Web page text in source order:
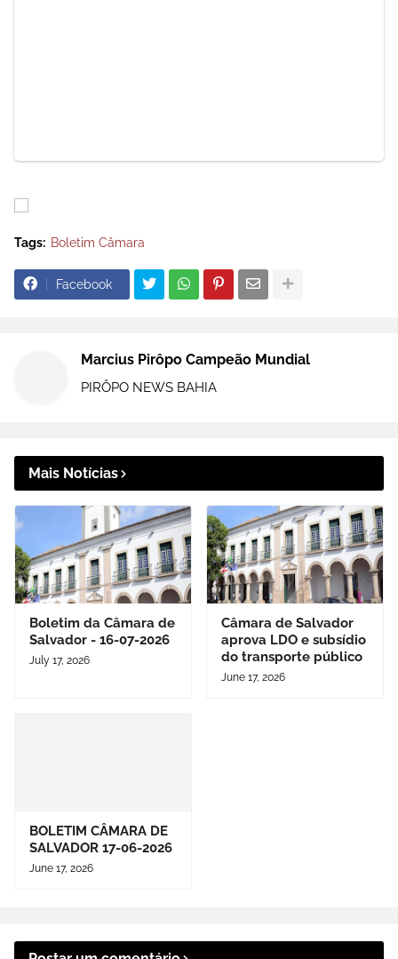
Tags: Boletim Câmara
Facebook
Marcius Pirôpo Campeão Mundial
PIRÔPO NEWS BAHIA
Mais Notícias
Boletim da Câmara de
Salvador - 16-07-2026
July 17, 2026
Câmara de Salvador
aprova LDO e subsídio
do transporte público
June 17, 2026
BOLETIM CÂMARA DE
SALVADOR 17-06-2026
June 17, 2026